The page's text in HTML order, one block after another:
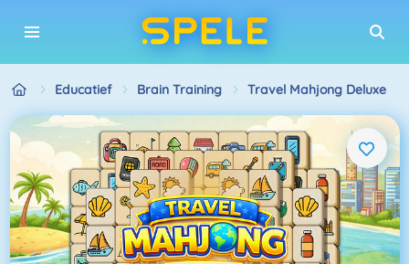
Educatief Brain Training Travel Mahjong Deluxe